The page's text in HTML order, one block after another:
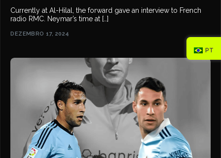
Currently at Al-Hilal, the forward gave an interview to French
radio RMC. Neymar’s time at […]
DEZEMBRO 17, 2024
PT